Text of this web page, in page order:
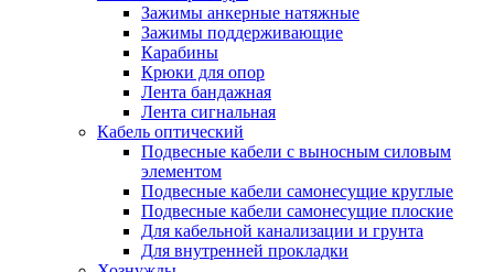
Зажимы анкерные натяжные
Зажимы поддерживающие
Карабины
Крюки для опор
Лента бандажная
Лента сигнальная
Кабель оптический
Подвесные кабели с выносным силовым
элементом
Подвесные кабели самонесущие круглые
Подвесные кабели самонесущие плоские
Для кабельной канализации и грунта
Для внутренней прокладки